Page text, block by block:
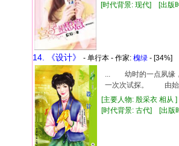
[时代背景: 现代] [出
14. 《设计》 - 单行本 - 作家: 槐绿 - [34%]
... 幼时的一点夙
一次次试探。 由始
[主要人物: 殷采衣 相
[时代背景: 古代] [出